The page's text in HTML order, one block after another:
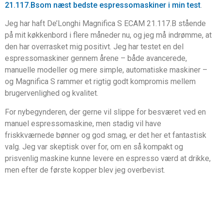
21.117.Bsom næst bedste espressomaskiner i min test.
Jeg har haft De’Longhi Magnifica S ECAM 21.117.B stående
på mit køkkenbord i flere måneder nu, og jeg må indrømme, at
den har overrasket mig positivt. Jeg har testet en del
espressomaskiner gennem årene – både avancerede,
manuelle modeller og mere simple, automatiske maskiner –
og Magnifica S rammer et rigtig godt kompromis mellem
brugervenlighed og kvalitet.
For nybegynderen, der gerne vil slippe for besværet ved en
manuel espressomaskine, men stadig vil have
friskkværnede bønner og god smag, er det her et fantastisk
valg. Jeg var skeptisk over for, om en så kompakt og
prisvenlig maskine kunne levere en espresso værd at drikke,
men efter de første kopper blev jeg overbevist.